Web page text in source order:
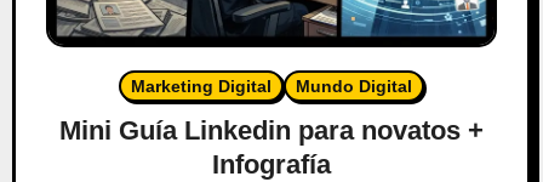
Marketing Digital Mundo Digital
Mini Guía Linkedin para novatos +
Infografía